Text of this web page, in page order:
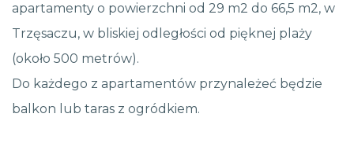
apartamenty o powierzchni od 29 m2 do 66,5 m2, w
Trzęsaczu, w bliskiej odległości od pięknej plaży
(około 500 metrów).
Do każdego z apartamentów przynależeć będzie
balkon lub taras z ogródkiem.